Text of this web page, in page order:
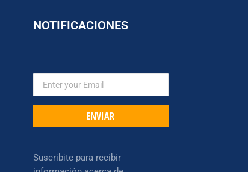
NOTIFICACIONES
ENVIAR
Suscribite para recibir